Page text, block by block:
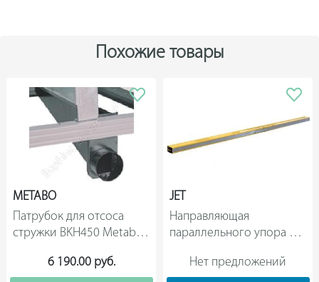
Похожие товары
METABO
Патрубок для отсоса
стружки BKH450 Metabo
6 190.00 руб.
JET
Направляющая
параллельного упора
2653045Z
Нет предложений